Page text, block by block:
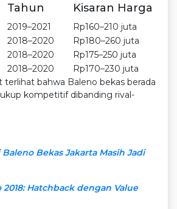
Tahun Kisaran Harga
2019–2021
Rp160–210 juta
2018–2020
Rp180–260 juta
2018–2020
Rp175–250 juta
2018–2020
Rp170–230 juta
terlihat bahwa Baleno bekas berada
kompetitif dibanding rival-
Baleno Bekas Jakarta Masih Jadi
2018: Hatchback dengan Value